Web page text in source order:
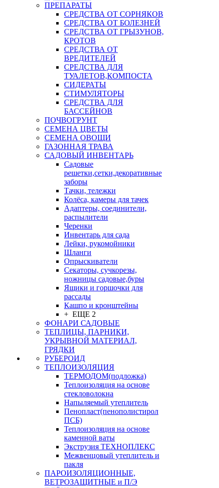
ПРЕПАРАТЫ
СРЕДСТВА ОТ СОРНЯКОВ
СРЕДСТВА ОТ БОЛЕЗНЕЙ
СРЕДСТВА ОТ ГРЫЗУНОВ,
КРОТОВ
СРЕДСТВА ОТ
ВРЕДИТЕЛЕЙ
СРЕДСТВА ДЛЯ
ТУАЛЕТОВ,КОМПОСТА
СИДЕРАТЫ
СТИМУЛЯТОРЫ
СРЕДСТВА ДЛЯ
БАССЕЙНОВ
ПОЧВОГРУНТ
СЕМЕНА ЦВЕТЫ
СЕМЕНА ОВОЩИ
ГАЗОННАЯ ТРАВА
САДОВЫЙ ИНВЕНТАРЬ
Садовые
решетки,сетки,декоративные
заборы
Тачки, тележки
Колёса, камеры для тачек
Адаптеры, соединители,
распылители
Черенки
Инвентарь для сада
Лейки, рукомойники
Шланги
Опрыскиватели
Секаторы, сучкорезы,
ножницы садовые,буры
Ящики и горшочки для
рассады
Кашпо и кронштейны
+ ЕЩЕ 2
ФОНАРИ САДОВЫЕ
ТЕПЛИЦЫ, ПАРНИКИ,
УКРЫВНОЙ МАТЕРИАЛ,
ГРЯДКИ
РУБЕРОИД
ТЕПЛОИЗОЛЯЦИЯ
ТЕРМОДОМ(подложка)
Теплоизоляция на основе
стекловолокна
Напыляемый утеплитель
Пенопласт(пенополистирол
ПСБ)
Теплоизоляция на основе
каменной ваты
Экструзия ТЕХНОПЛЕКС
Межвенцовый утеплитель и
пакля
ПАРОИЗОЛЯЦИОННЫЕ,
ВЕТРОЗАЩИТНЫЕ и П/Э